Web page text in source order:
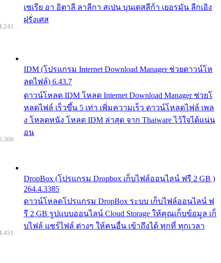
เซเรีย อา อิตาลี ลาลีกา สเปน บุนเดสลีก้า เยอรมัน ลีกเอิง
ฝรั่งเศส
IDM (โปรแกรม Internet Download Manager ช่วยดาวน์โห
ลดไฟล์) 6.43.7
ดาวน์โหลด IDM โหลด Internet Download Manager ช่วยโ
หลดไฟล์ เร็วขึ้น 5 เท่า เพิ่มความเร็ว ดาวน์โหลดไฟล์ เพล
ง โหลดหนัง โหลด IDM ล่าสุด จาก Thaiware ไว้ใจได้แน่น
อน
DropBox (โปรแกรม Dropbox เก็บไฟล์ออนไลน์ ฟรี 2 GB )
264.4.3385
ดาวน์โหลดโปรแกรม DropBox ระบบ เก็บไฟล์ออนไลน์ ฟ
รี 2 GB รูปแบบออนไลน์ Cloud Storage ให้คุณเก็บข้อมูล เก็
บไฟล์ แชร์ไฟล์ ต่างๆ ให้คนอื่น เข้าถึงได้ ทุกที่ ทุกเวลา